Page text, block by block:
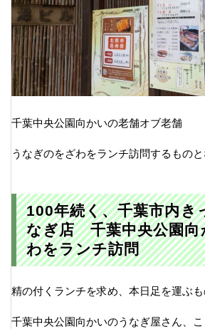
千葉中央公園向かいの老舗オブ老舗
うなぎのをざわをランチ訪問するものと
100年続く、千葉市内き
なぎ店 千葉中央公園向
わをランチ訪問
精の付くランチを求め、本日足を運ぶ
千葉中央公園向かいのうなぎ屋さん、こ